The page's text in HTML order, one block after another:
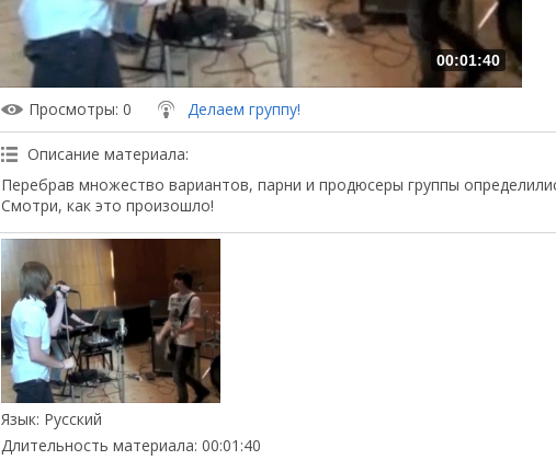
00:01:40
Просмотры: 0 Делаем группу!
Описание материала:
Перебрав множество вариантов, парни и продюсеры группы
Смотри, как это произошло!
Язык: Русский
Длительность материала: 00:01:40